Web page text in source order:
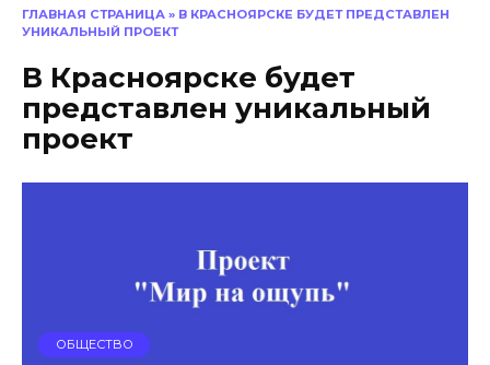
ГЛАВНАЯ СТРАНИЦА » В КРАСНОЯРСКЕ БУДЕТ ПРЕДСТАВЛЕН
УНИКАЛЬНЫЙ ПРОЕКТ
В Красноярске будет
представлен уникальный
проект
ОБЩЕСТВО